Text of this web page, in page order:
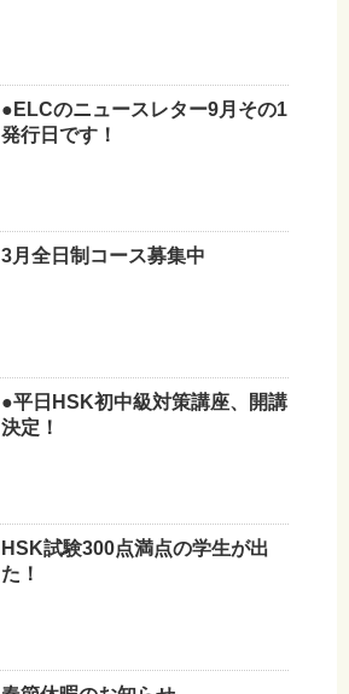
●ELCのニュースレター9月その1
発行日です！
3月全日制コース募集中
●平日HSK初中級対策講座、開講
決定！
HSK試験300点満点の学生が出
た！